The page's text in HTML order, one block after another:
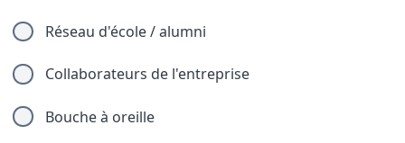
Réseau d'école / alumni
Collaborateurs de l'entreprise
Bouche à oreille